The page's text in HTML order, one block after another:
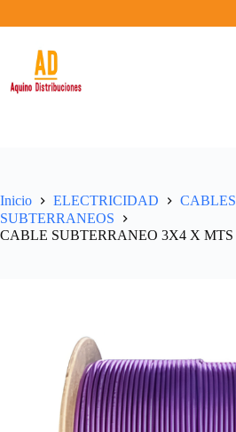
Inicio ELECTRICIDAD
CABLES
SUBTERRANEOS
CABLE SUBTERRANEO 3X4 X MTS